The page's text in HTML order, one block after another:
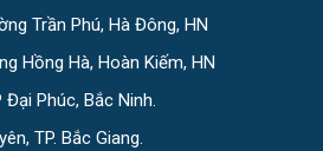
Trần Phú, Hà Đông, HN
Hồng Hà, Hoàn Kiếm, HN
Đại Phúc, Bắc Ninh.
TP. Bắc Giang.